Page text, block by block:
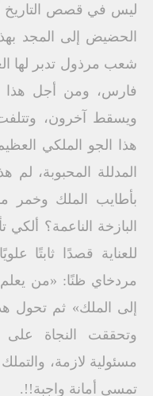
ليس في قصص التاريخ
الحضيض إلى المجد
شعب مرذول تدبر لها
فارس، ومن أجل هذا
ويسقط آخرون، وتتلفت
هذا الجو الملكي
المدللة المحبوبة،
بأطايب الملك وخمر
البازخة الناعمة؟
للعناية قصدًا ثابتًا
مردخاي ظنًا: «من
إلى الملك» ثم تحول
وتحققت النجاة على
مسئولية لازمة،
تمسى أمانة واجبة!!.